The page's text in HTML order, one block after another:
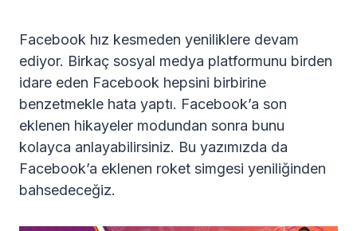
Facebook hız kesmeden yeniliklere devam
ediyor. Birkaç sosyal medya platformunu birden
idare eden Facebook hepsini birbirine
benzetmekle hata yaptı. Facebook’a son
eklenen hikayeler modundan sonra bunu
kolayca anlayabilirsiniz. Bu yazımızda da
Facebook’a eklenen roket simgesi yeniliğinden
bahsedeceğiz.